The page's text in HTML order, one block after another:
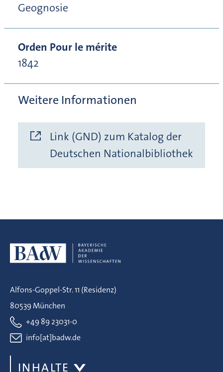
Geognosie
Orden Pour le mérite
1842
Weitere Informationen
Link (GND) zum Katalog der
Deutschen Nationalbibliothek
Alfons-Goppel-Str. 11 (Residenz)
80539 München
+49 89 23031-0
info[at]badw.de
INHALTE